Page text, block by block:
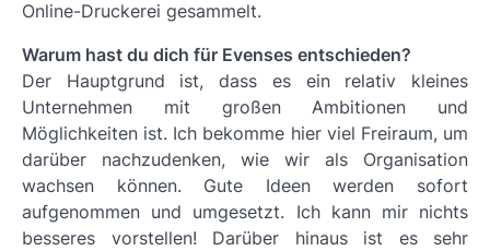
Online-Druckerei gesammelt.
Warum hast du dich für Evenses entschieden?
Der Hauptgrund ist, dass es ein relativ kleines
Unternehmen mit großen Ambitionen und
Möglichkeiten ist. Ich bekomme hier viel Freiraum, um
darüber nachzudenken, wie wir als Organisation
wachsen können. Gute Ideen werden sofort
aufgenommen und umgesetzt. Ich kann mir nichts
besseres vorstellen! Darüber hinaus ist es sehr